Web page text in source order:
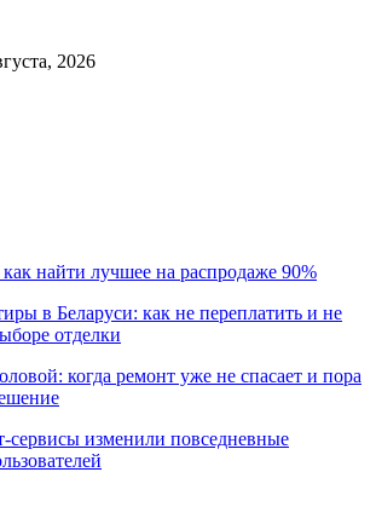
2026
найти лучшее на распродаже 90%
в Беларуси: как не переплатить и не
отделки
когда ремонт уже не спасает и пора
сервисы изменили повседневные